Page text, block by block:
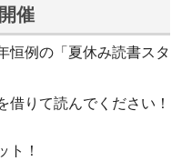
催
恒例の「夏休み読書スタ
りて読んでください！
ト！